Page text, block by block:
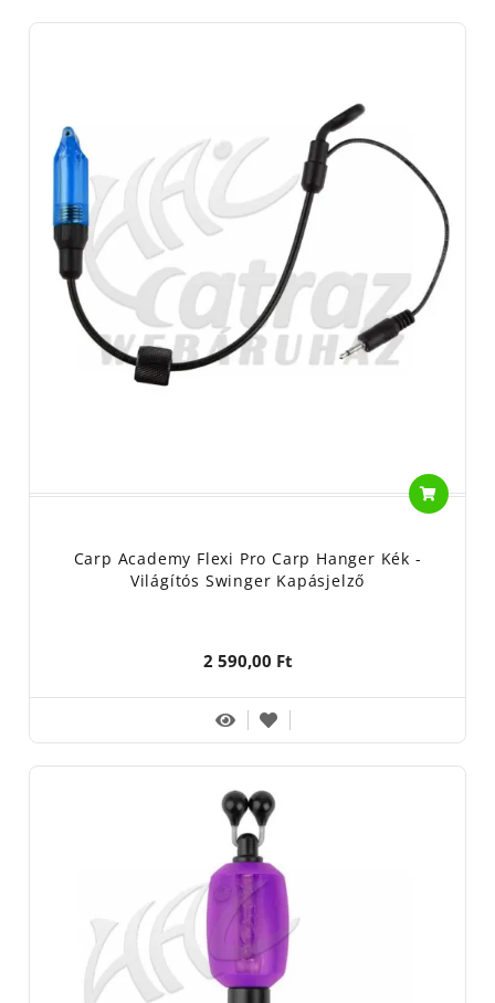
Carp Academy Flexi Pro Carp Hanger Kék -
Világítós Swinger Kapásjelző
2 590,00 Ft